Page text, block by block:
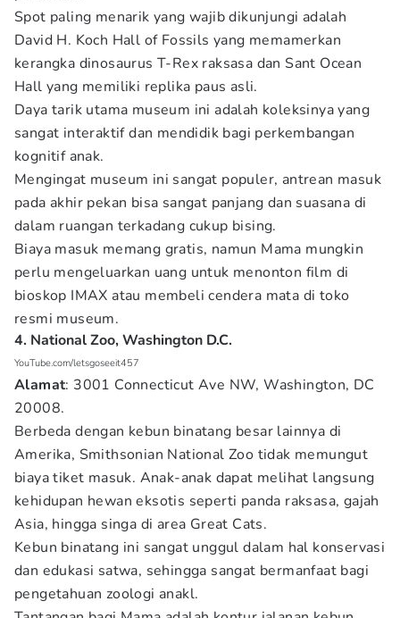
Spot paling menarik yang wajib dikunjungi adalah
David H. Koch Hall of Fossils yang memamerkan
kerangka dinosaurus T-Rex raksasa dan Sant Ocean
Hall yang memiliki replika paus asli.
Daya tarik utama museum ini adalah koleksinya yang
sangat interaktif dan mendidik bagi perkembangan
kognitif anak.
Mengingat museum ini sangat populer, antrean masuk
pada akhir pekan bisa sangat panjang dan suasana di
dalam ruangan terkadang cukup bising.
Biaya masuk memang gratis, namun Mama mungkin
perlu mengeluarkan uang untuk menonton film di
bioskop IMAX atau membeli cendera mata di toko
resmi museum.
4. National Zoo, Washington D.C.
YouTube.com/letsgoseeit457
Alamat: 3001 Connecticut Ave NW, Washington, DC
20008.
Berbeda dengan kebun binatang besar lainnya di
Amerika, Smithsonian National Zoo tidak memungut
biaya tiket masuk. Anak-anak dapat melihat langsung
kehidupan hewan eksotis seperti panda raksasa, gajah
Asia, hingga singa di area Great Cats.
Kebun binatang ini sangat unggul dalam hal konservasi
dan edukasi satwa, sehingga sangat bermanfaat bagi
pengetahuan zoologi anakl.